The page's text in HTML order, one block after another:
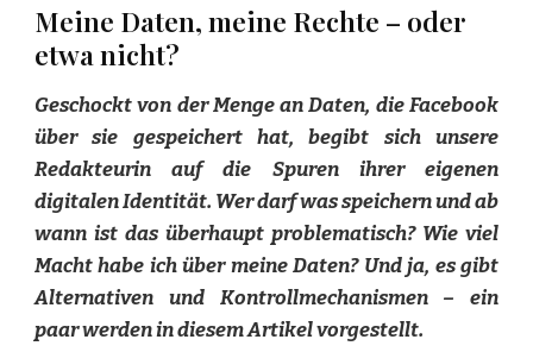
Meine Daten, meine Rechte – oder
etwa nicht?
Geschockt von der Menge an Daten, die Facebook
über sie gespeichert hat, begibt sich unsere
Redakteurin auf die Spuren ihrer eigenen
digitalen Identität. Wer darf was speichern und ab
wann ist das überhaupt problematisch? Wie viel
Macht habe ich über meine Daten? Und ja, es gibt
Alternativen und Kontrollmechanismen – ein
paar werden in diesem Artikel vorgestellt.